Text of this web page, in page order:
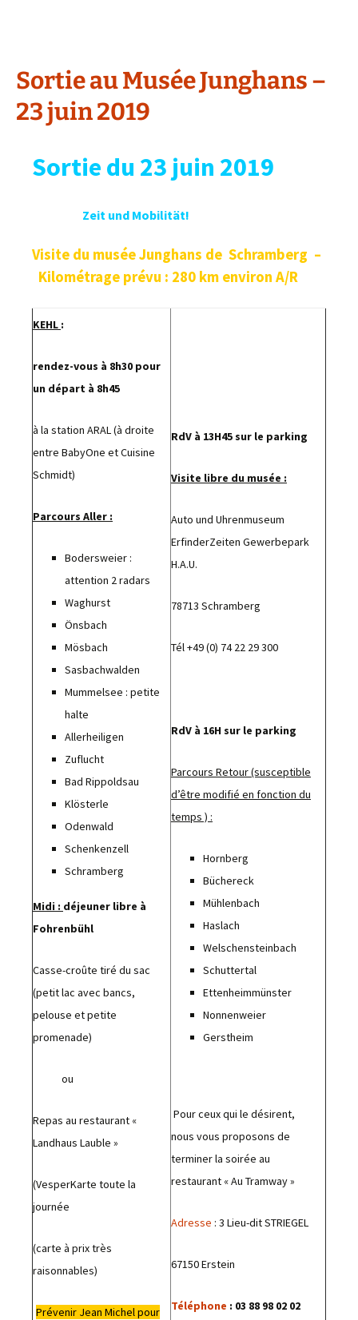
Sortie au Musée Junghans –
23 juin 2019
Sortie du 23 juin 2019
Zeit und Mobilität!
Visite du musée Junghans de Schramberg –
Kilométrage prévu : 280 km environ A/R
KEHL :
rendez-vous à 8h30 pour
un départ à 8h45
à la station ARAL (à droite
entre BabyOne et Cuisine
Schmidt)
Parcours Aller :
Bodersweier :
attention 2 radars
Waghurst
Önsbach
Mösbach
Sasbachwalden
Mummelsee : petite
halte
Allerheiligen
Zuflucht
Bad Rippoldsau
Klösterle
Odenwald
Schenkenzell
Schramberg
Midi : déjeuner libre à
Fohrenbühl
Casse-croûte tiré du sac
(petit lac avec bancs,
pelouse et petite
promenade)
ou
Repas au restaurant «
Landhaus Lauble »
(VesperKarte toute la
journée
(carte à prix très
raisonnables)
Prévenir Jean Michel pour
RdV à 13H45 sur le parking
Visite libre du musée :
Auto und Uhrenmuseum
ErfinderZeiten Gewerbepark
H.A.U.
78713 Schramberg
Tél +49 (0) 74 22 29 300
RdV à 16H sur le parking
Parcours Retour(susceptible
d’être modifié en fonction du
temps ) :
Hornberg
Büchereck
Mühlenbach
Haslach
Welschensteinbach
Schuttertal
Ettenheimmünster
Nonnenweier
Gerstheim
Pour ceux qui le désirent,
nous vous proposons de
terminer la soirée au
restaurant « Au Tramway »
Adresse : 3 Lieu-dit STRIEGEL
67150 Erstein
Téléphone : 03 88 98 02 02